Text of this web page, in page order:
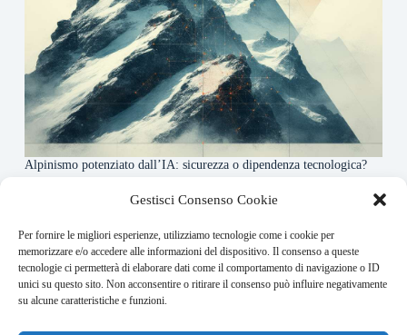
Gestisci Consenso Cookie
Per fornire le migliori esperienze, utilizziamo tecnologie come i cookie per
memorizzare e/o accedere alle informazioni del dispositivo. Il consenso a queste
tecnologie ci permetterà di elaborare dati come il comportamento di navigazione o ID
unici su questo sito. Non acconsentire o ritirare il consenso può influire negativamente
su alcune caratteristiche e funzioni.
Alpinismo potenziato dall’IA: sicurezza o dipendenza tecnologica?
About this website
Rivistadellamontagna.it ogni giorno trova per te le principali
notizie su montagna trekking e alpinismo da tutto il mondo.